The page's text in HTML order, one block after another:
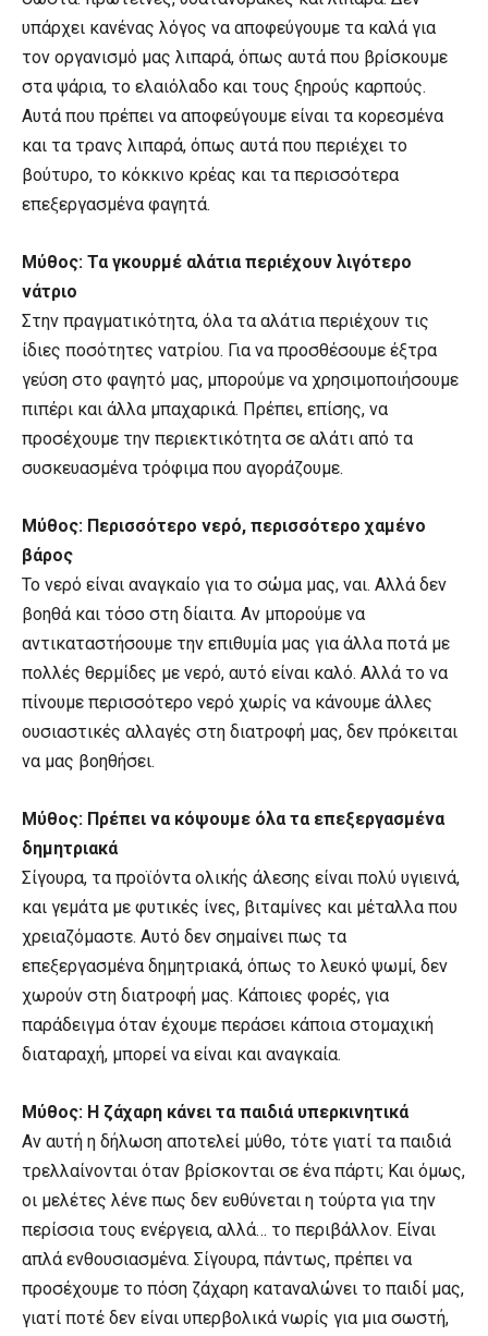
υπάρχει κανένας λόγος να αποφεύγουμε τα καλά για
τον οργανισμό μας λιπαρά, όπως αυτά που βρίσκουμε
στα ψάρια, το ελαιόλαδο και τους ξηρούς καρπούς.
Αυτά που πρέπει να αποφεύγουμε είναι τα κορεσμένα
και τα τρανς λιπαρά, όπως αυτά που περιέχει το
βούτυρο, το κόκκινο κρέας και τα περισσότερα
επεξεργασμένα φαγητά.
Μύθος: Τα γκουρμέ αλάτια περιέχουν λιγότερο
νάτριο
Στην πραγματικότητα, όλα τα αλάτια περιέχουν τις
ίδιες ποσότητες νατρίου. Για να προσθέσουμε έξτρα
γεύση στο φαγητό μας, μπορούμε να χρησιμοποιήσουμε
πιπέρι και άλλα μπαχαρικά. Πρέπει, επίσης, να
προσέχουμε την περιεκτικότητα σε αλάτι από τα
συσκευασμένα τρόφιμα που αγοράζουμε.
Μύθος: Περισσότερο νερό, περισσότερο χαμένο
βάρος
Το νερό είναι αναγκαίο για το σώμα μας, ναι. Αλλά δεν
βοηθά και τόσο στη δίαιτα. Αν μπορούμε να
αντικαταστήσουμε την επιθυμία μας για άλλα ποτά με
πολλές θερμίδες με νερό, αυτό είναι καλό. Αλλά το να
πίνουμε περισσότερο νερό χωρίς να κάνουμε άλλες
ουσιαστικές αλλαγές στη διατροφή μας, δεν πρόκειται
να μας βοηθήσει.
Μύθος: Πρέπει να κόψουμε όλα τα επεξεργασμένα
δημητριακά
Σίγουρα, τα προϊόντα ολικής άλεσης είναι πολύ υγιεινά,
και γεμάτα με φυτικές ίνες, βιταμίνες και μέταλλα που
χρειαζόμαστε. Αυτό δεν σημαίνει πως τα
επεξεργασμένα δημητριακά, όπως το λευκό ψωμί, δεν
χωρούν στη διατροφή μας. Κάποιες φορές, για
παράδειγμα όταν έχουμε περάσει κάποια στομαχική
διαταραχή, μπορεί να είναι και αναγκαία.
Μύθος: Η ζάχαρη κάνει τα παιδιά υπερκινητικά
Αν αυτή η δήλωση αποτελεί μύθο, τότε γιατί τα παιδιά
τρελλαίνονται όταν βρίσκονται σε ένα πάρτι; Και όμως,
οι μελέτες λένε πως δεν ευθύνεται η τούρτα για την
περίσσια τους ενέργεια, αλλά… το περιβάλλον. Είναι
απλά ενθουσιασμένα. Σίγουρα, πάντως, πρέπει να
προσέχουμε το πόση ζάχαρη καταναλώνει το παιδί μας,
γιατί ποτέ δεν είναι υπερβολικά νωρίς για μια σωστή,